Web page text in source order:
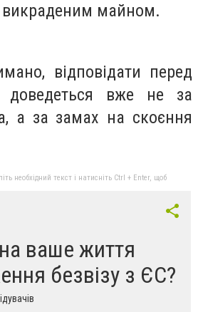
викраденим майном.
відповідати перед
вже не за
а за замах на скоєння
необхідний текст і натисніть Ctrl + Enter, щоб
ваше життя
безвізу з ЄС?